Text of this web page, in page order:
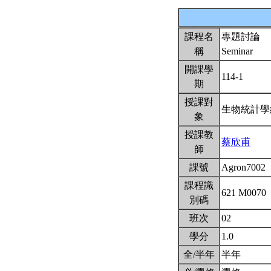
課程名
稱
專題討論
Seminar
開課學
期
114-1
授課對
象
生物統計
授課教
師
蔡欣甫
課號
Agron7002
課程識
別碼
621 M0070
班次
02
學分
1.0
全/半年
半年